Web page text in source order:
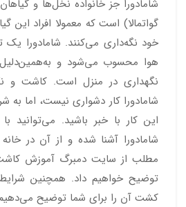
شامادورا جز خانواده نخل‌ها و
گواتمالا) است که معمولا افراد این
خود نگه‌داری می‌کنند. شامادورا یک
هوا محسوب می‌شود و
نگهداری در منزل است. کاشت و
شامادورا کار دشواری نیست، اما به
این کار با خبر باشید.
شامادورا آشنا شده و از آن در
مطلب از سایت دمبرگ آموزش
توضیح خواهیم داد. همچنین
کشت آن را برای شما توضیح